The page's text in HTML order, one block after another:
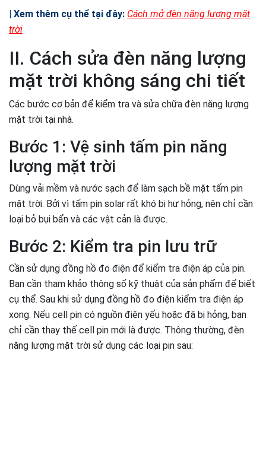
| Xem thêm cụ thể tại đây: Cách mở đèn năng lượng mặt
trời
II. Cách sửa đèn năng lượng
mặt trời không sáng chi tiết
Các bước cơ bản để kiểm tra và sửa chữa đèn năng lượng
mặt trời tại nhà.
Bước 1: Vệ sinh tấm pin năng
lượng mặt trời
Dùng vải mềm và nước sạch để làm sạch bề mặt tấm pin
mặt trời. Bởi vì tấm pin solar rất khó bị hư hỏng, nên chỉ cần
loại bỏ bụi bẩn và các vật cản là được.
Bước 2: Kiểm tra pin lưu trữ
Cần sử dụng đồng hồ đo điện để kiểm tra điện áp của pin.
Bạn cần tham khảo thông số kỹ thuật của sản phẩm để biết
cụ thể. Sau khi sử dụng đồng hồ đo điện kiểm tra điện áp
xong. Nếu cell pin có nguồn điện yếu hoặc đã bị hỏng, bạn
chỉ cần thay thế cell pin mới là được. Thông thường, đèn
năng lượng mặt trời sử dụng các loại pin sau: